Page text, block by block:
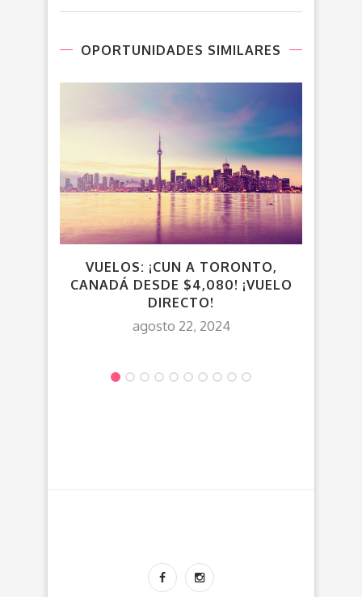
OPORTUNIDADES SIMILARES
VUELOS: ¡CUN A TORONTO,
CANADÁ DESDE $4,080! ¡VUELO
DIRECTO!
agosto 22, 2024